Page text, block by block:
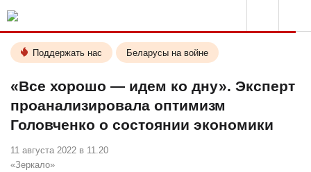
Поддержать нас Беларусы на войне
«Все хорошо — идем ко дну». Эксперт
проанализировала оптимизм
Головченко о состоянии экономики
11 августа 2022 в 11.20
«Зеркало»